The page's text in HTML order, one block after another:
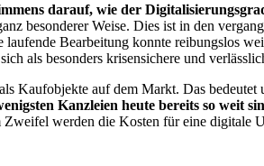
darauf, wie der
besonderer Weise. Dies ist in den
Bearbeitung konnte reibungslos
als besonders krisensichere und
Kaufobjekte auf dem Markt. Das
Kanzleien heute bereits so weit
Zweifel werden die Kosten für eine digitale